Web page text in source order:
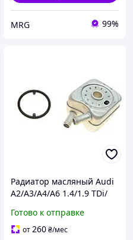
MRG 99%
Радиатор масляный Audi
A2/A3/A4/A6 1.4/1.9 TDi/
А2/А3/А4/А6 Бельгия
Готово к отправке
от260₴/мес